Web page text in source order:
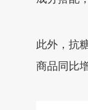
此外，抗
商品同比